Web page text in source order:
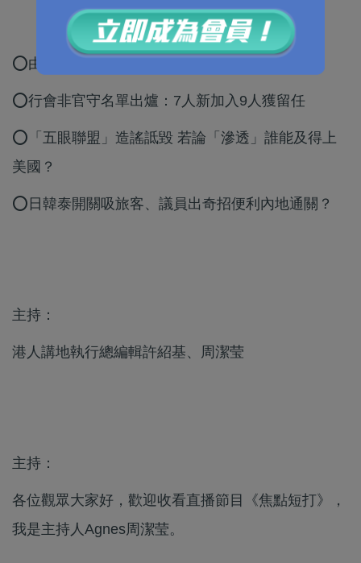
⭕由電纜橋焚毀事故 看嚴防恐襲危機
⭕行會非官守名單出爐：7人新加入9人獲留任
⭕「五眼聯盟」造謠詆毀 若論「滲透」誰能及得上
美國？
⭕日韓泰開關吸旅客、議員出奇招便利內地通關？
主持：
港人講地執行總編輯許紹基、周潔莹
主持：
各位觀眾大家好，歡迎收看直播節目《焦點短打》，
我是主持人Agnes周潔莹。